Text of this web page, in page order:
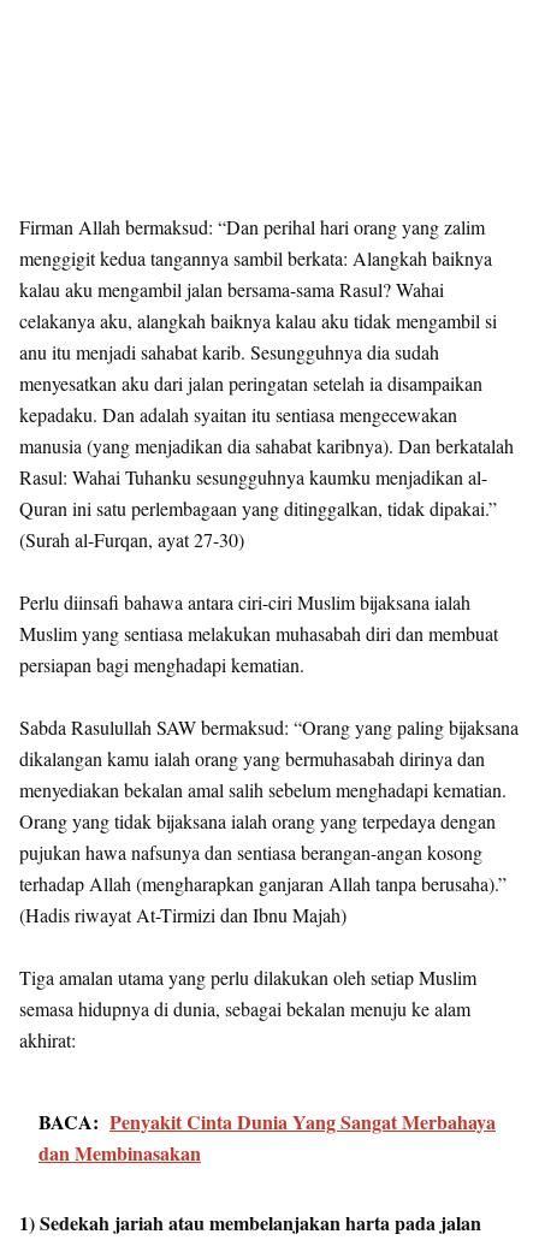
Firman Allah bermaksud: “Dan perihal hari orang yang zalim
menggigit kedua tangannya sambil berkata: Alangkah baiknya
kalau aku mengambil jalan bersama-sama Rasul? Wahai
celakanya aku, alangkah baiknya kalau aku tidak mengambil si
anu itu menjadi sahabat karib. Sesungguhnya dia sudah
menyesatkan aku dari jalan peringatan setelah ia disampaikan
kepadaku. Dan adalah syaitan itu sentiasa mengecewakan
manusia (yang menjadikan dia sahabat karibnya). Dan berkatalah
Rasul: Wahai Tuhanku sesungguhnya kaumku menjadikan al-
Quran ini satu perlembagaan yang ditinggalkan, tidak dipakai.”
(Surah al-Furqan, ayat 27-30)
Perlu diinsafi bahawa antara ciri-ciri Muslim bijaksana ialah
Muslim yang sentiasa melakukan muhasabah diri dan membuat
persiapan bagi menghadapi kematian.
Sabda Rasulullah SAW bermaksud: “Orang yang paling bijaksana
dikalangan kamu ialah orang yang bermuhasabah dirinya dan
menyediakan bekalan amal salih sebelum menghadapi kematian.
Orang yang tidak bijaksana ialah orang yang terpedaya dengan
pujukan hawa nafsunya dan sentiasa berangan-angan kosong
terhadap Allah (mengharapkan ganjaran Allah tanpa berusaha).”
(Hadis riwayat At-Tirmizi dan Ibnu Majah)
Tiga amalan utama yang perlu dilakukan oleh setiap Muslim
semasa hidupnya di dunia, sebagai bekalan menuju ke alam
akhirat:
BACA: Penyakit Cinta Dunia Yang Sangat Merbahaya
dan Membinasakan
1) Sedekah jariah atau membelanjakan harta pada jalan